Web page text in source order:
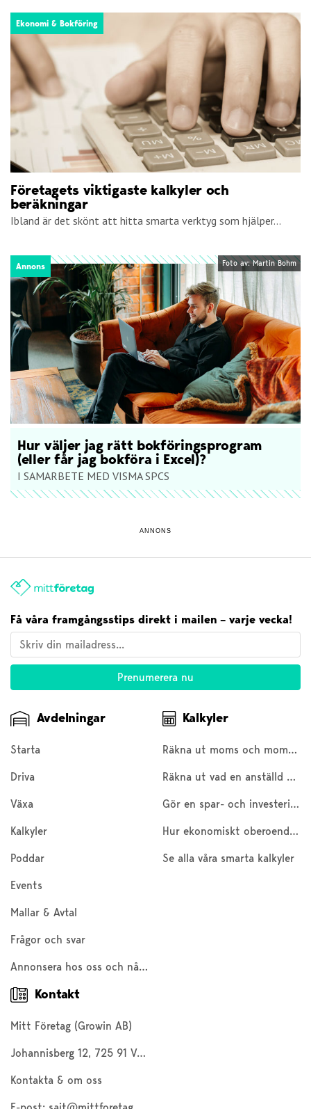
Ekonomi & Bokföring
Företagets viktigaste kalkyler och
beräkningar
Ibland är det skönt att hitta smarta verktyg som hjälper...
Annons Foto av: Martin Bohm
Hur väljer jag rätt bokföringsprogram
(eller får jag bokföra i Excel)?
I SAMARBETE MED VISMA SPCS
ANNONS
Få våra framgångsstips direkt i mailen – varje vecka!
Avdelningar
Starta
Driva
Växa
Kalkyler
Poddar
Events
Mallar & Avtal
Frågor och svar
Annonsera hos oss och nå 200 000 företagare och entreprenörer
Kalkyler
Räkna ut moms och moms baklänges
Räkna ut vad en anställd kostar
Gör en spar- och investeringskalkyl
Hur ekonomiskt oberoende är du?
Se alla våra smarta kalkyler
Kontakt
Mitt Företag (Growin AB)
Johannisberg 12, 725 91 Västerås
Kontakta & om oss